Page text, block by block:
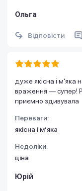
Ольга
Відповісти
дуже якісна і м'яка
враження — супер!
приємно здивувала
Переваги:
якісна і мʼяка
Недоліки:
ціна
Юрій